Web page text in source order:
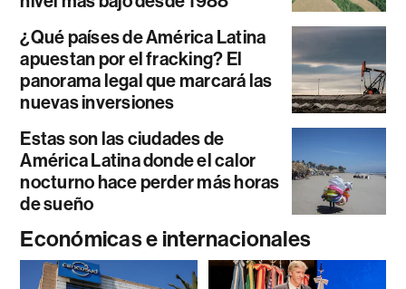
¿Qué países de América Latina
apuestan por el fracking? El
panorama legal que marcará las
nuevas inversiones
Estas son las ciudades de
América Latina donde el calor
nocturno hace perder más horas
de sueño
Económicas e internacionales